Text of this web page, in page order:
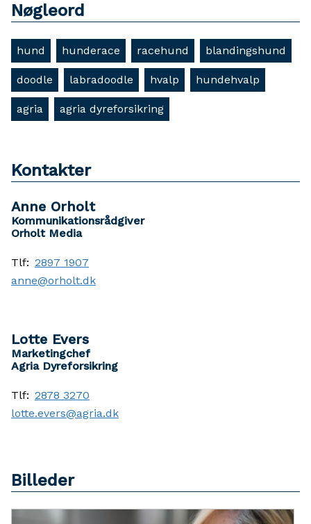
Nøgleord
hund hunderace racehund blandingshund
doodle labradoodle hvalp hundehvalp
agria agria dyreforsikring
Kontakter
Anne Orholt
Kommunikationsrådgiver
Orholt Media
Tlf: 2897 1907
anne@orholt.dk
Lotte Evers
Marketingchef
Agria Dyreforsikring
Tlf: 2878 3270
lotte.evers@agria.dk
Billeder